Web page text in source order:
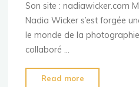
Son site : nadiawicker.com
Nadia Wicker s’est forgée
le monde de la
collaboré …
Read more